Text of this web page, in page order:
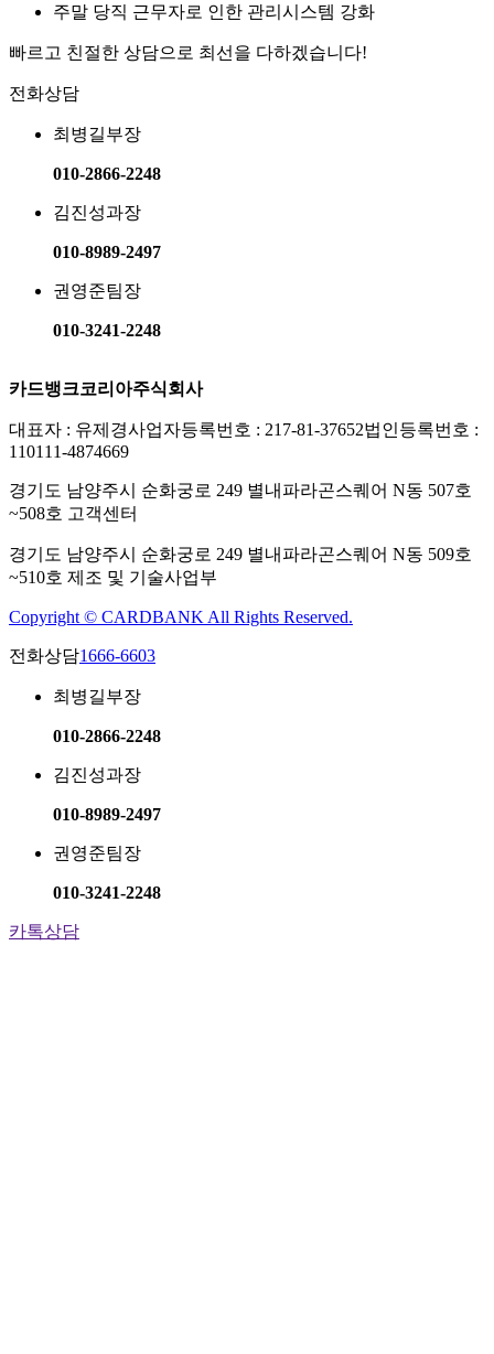
주말 당직 근무자로 인한 관리시스템 강화​
빠르고 친절한 상담으로 최선을 다하겠습니다!​
전화상담
최병길부장
010-2866-2248
김진성과장
010-8989-2497​
권영준팀장
010-3241-2248
카드뱅크코리아주식회사​
대표자 : 유제경사업자등록번호 : 217-81-37652법인등록번호​ :
110111-4874669
경기도 남양주시 순화궁로 249 별내파라곤스퀘어 N동 507호
~508호 고객센터​
경기도 남양주시 순화궁로 249 별내파라곤스퀘어 N동 509호
~510호 제조 및 기술사업부​
Copyright © CARDBANK All Rights Reserved.
전화상담1666-6603
최병길부장
010-2866-2248
김진성과장
010-8989-2497​
권영준팀장
010-3241-2248
카톡상담